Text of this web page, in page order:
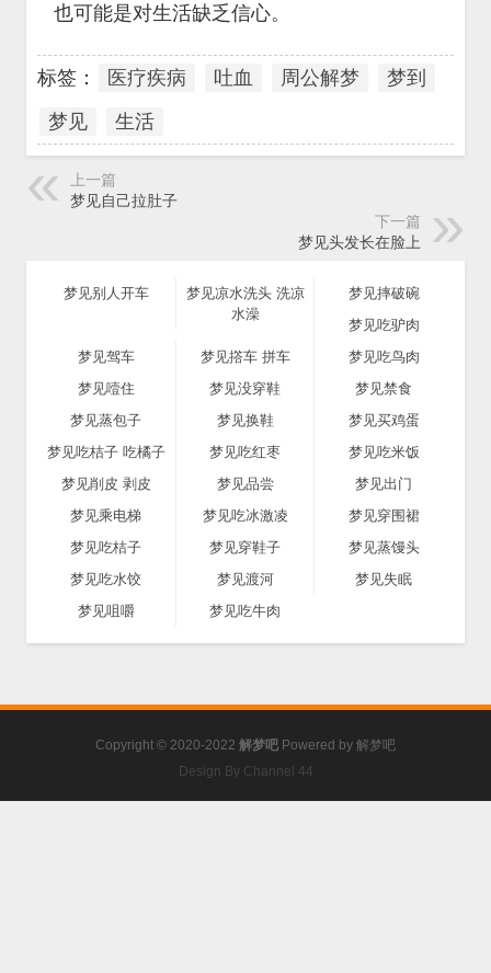
也可能是对生活缺乏信心。
标签： 医疗疾病 吐血 周公解梦
梦到
梦见
生活
上一篇
梦见自己拉肚子
下一篇
梦见头发长在脸上
梦见别人开车
梦见凉水洗头 洗凉
水澡
梦见摔破碗
梦见吃驴肉
梦见驾车
梦见撘车 拼车
梦见吃鸟肉
梦见噎住
梦见没穿鞋
梦见禁食
梦见蒸包子
梦见换鞋
梦见买鸡蛋
梦见吃桔子 吃橘子
梦见吃红枣
梦见吃米饭
梦见削皮 剥皮
梦见品尝
梦见出门
梦见乘电梯
梦见吃冰激凌
梦见穿围裙
梦见吃桔子
梦见穿鞋子
梦见蒸馒头
梦见吃水饺
梦见渡河
梦见失眠
梦见咀嚼
梦见吃牛肉
Copyright © 2020-2022 解梦吧 Powered by 解梦吧
Design By Channel 44